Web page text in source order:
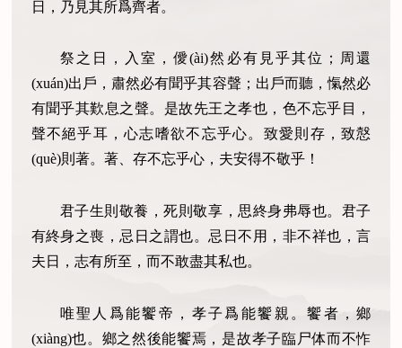
日，乃見其所爲齊者。
祭之日，入室，僾(ài)然必有見乎其位；周還
(xuán)出戶，肅然必有聞乎其容聲；出戶而聽，愾然必
有聞乎其歎息之聲。是故先王之孝也，色不忘乎目，
聲不絕乎耳，心志嗜欲不忘乎心。致愛則存，致慤
(què)則著。著、存不忘乎心，夫安得不敬乎！
君子生則敬養，死則敬享，思終身弗辱也。君子
有終身之喪，忌日之謂也。忌日不用，非不祥也，言
夫日，志有所至，而不敢盡其私也。
唯聖人爲能饗帝，孝子爲能饗親。饗者，鄉
(xiàng)也。鄉之然後能饗焉，是故孝子臨尸体而不怍